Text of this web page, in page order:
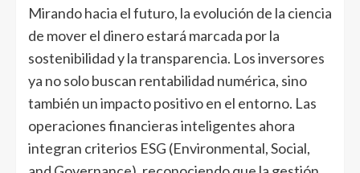
Mirando hacia el futuro, la evolución de la ciencia
de mover el dinero estará marcada por la
sostenibilidad y la transparencia. Los inversores
ya no solo buscan rentabilidad numérica, sino
también un impacto positivo en el entorno. Las
operaciones financieras inteligentes ahora
integran criterios ESG (Environmental, Social,